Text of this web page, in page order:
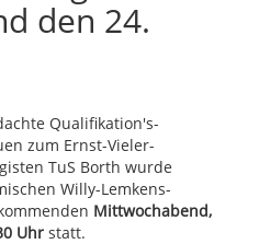
den 24.
Qualifikation's-
zum Ernst-Vieler-
TuS Borth wurde
Willy-Lemkens-
Mittwochabend,
Uhr statt.